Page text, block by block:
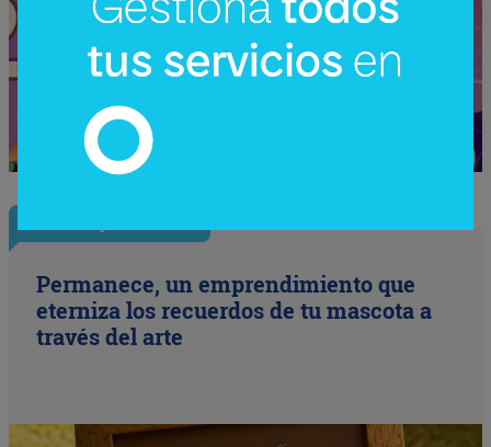
Permanece, un emprendimiento que
eterniza los recuerdos de tu mascota a
través del arte